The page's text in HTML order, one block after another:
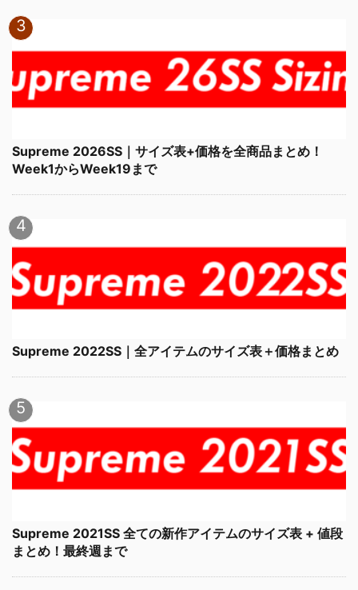
Supreme 2026SS｜サイズ表+価格を全商品まとめ！
Week1からWeek19まで
Supreme 2022SS｜全アイテムのサイズ表＋価格まとめ
Supreme 2021SS 全ての新作アイテムのサイズ表 + 値段
まとめ！最終週まで